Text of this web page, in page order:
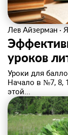
Лев Айзерман ·
уроков
Уроки для
Начало в №7, 8,
этой...